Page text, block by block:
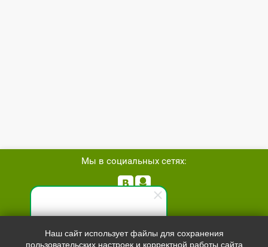
Специалист по продажам
Телефон:
+7 (952)4829892
Мы в социальных сетях:

Наш сайт использует файлы для сохранения
пользовательских настроек и корректной работы сайта